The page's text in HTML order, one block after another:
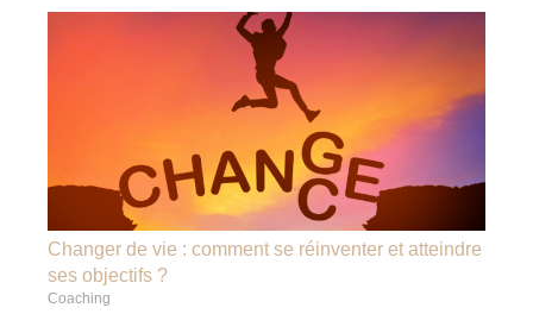
Changer de vie : comment se réinventer et atteindre
ses objectifs ?
Coaching